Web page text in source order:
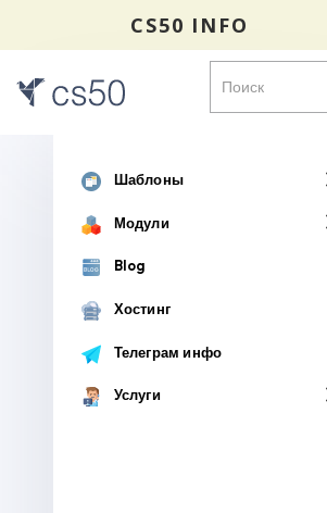
CS50 INFO
Шаблоны
Модули
Blog
Хостинг
Телеграм инфо
Услуги